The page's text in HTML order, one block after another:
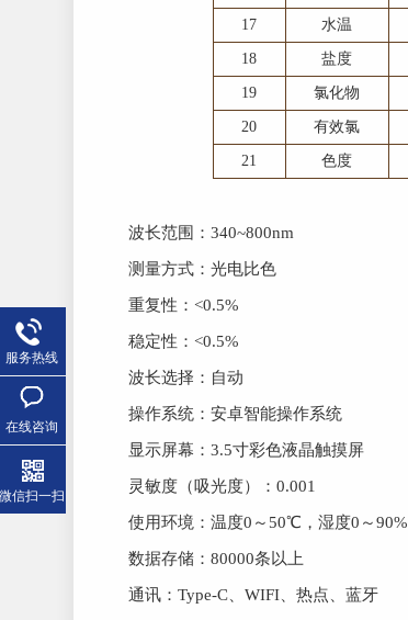
17 水温
18 盐度
19 氯化物
20 有效氯
21 色度
波长范围：340~800nm
测量方式：光电比色
重复性：<0.5%
稳定性：<0.5%
波长选择：自动
操作系统：安卓智能操作系统
显示屏幕：3.5寸彩色液晶触摸屏
灵敏度（吸光度）：0.001
使用环境：温度0～50℃，湿度0～90%
数据存储：80000条以上
通讯：Type-C、WIFI、热点、蓝牙
服务热线
在线咨询
微信扫一扫